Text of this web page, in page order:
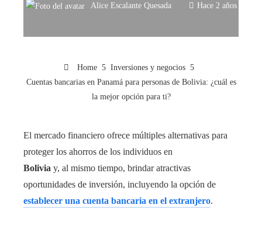
Alice Escalante Quesada Hace 2 años
Home
Inversiones y negocios
Cuentas bancarias en Panamá para personas de Bolivia: ¿cuál es
la mejor opción para ti?
El mercado financiero ofrece múltiples alternativas para
proteger los ahorros de los individuos en
Bolivia y, al mismo tiempo, brindar atractivas
oportunidades de inversión, incluyendo la opción de
establecer una cuenta bancaria en el extranjero.